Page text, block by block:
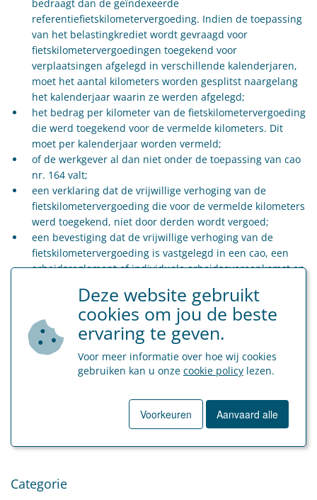
bedraagt dan de geïndexeerde
referentiefietskilometervergoeding. Indien de toepassing
van het belastingkrediet wordt gevraagd voor
fietskilometervergoedingen toegekend voor
verplaatsingen afgelegd in verschillende kalenderjaren,
moet het aantal kilometers worden gesplitst naargelang
het kalenderjaar waarin ze werden afgelegd;
het bedrag per kilometer van de fietskilometervergoeding
die werd toegekend voor de vermelde kilometers. Dit
moet per kalenderjaar worden vermeld;
of de werkgever al dan niet onder de toepassing van cao
nr. 164 valt;
een verklaring dat de vrijwillige verhoging van de
fietskilometervergoeding die voor de vermelde kilometers
werd toegekend, niet door derden wordt vergoed;
een bevestiging dat de vrijwillige verhoging van de
fietskilometervergoeding is vastgelegd in een cao, een
arbeidsreglement of individuele arbeidsovereenkomst en
arbeidsreglement of de individuele arbeidsovereenkomst
moeten ter beschikking worden gehouden van de
administratie.
Voor meer informatie over het belastingkrediet, neem je best
contact op met je boekhouder.
Bron: Koninklijk besluit van 21 maart 2024 tot vastlegging van de
modaliteiten voor de toepassing van het belastingkrediet voor de
facultatieve verhoging van de fietskilometervergoeding, BS 29 maart 2024.
Categorie
Deze website gebruikt
cookies om jou de beste
ervaring te geven.
Voor meer informatie over hoe wij cookies
gebruiken kan u onze cookie policy lezen.
Voorkeuren Aanvaard alle